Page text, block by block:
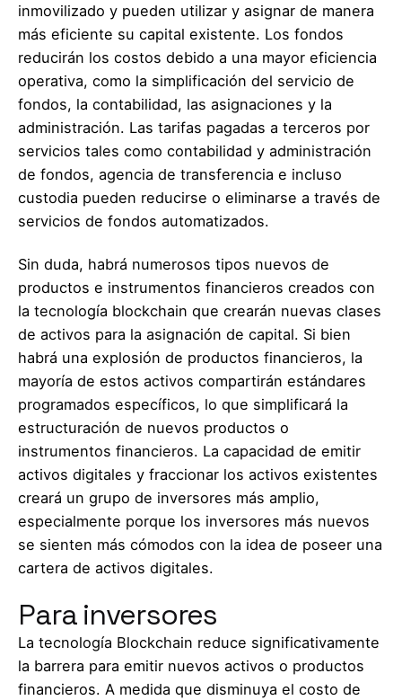
inmovilizado y pueden utilizar y asignar de manera
más eficiente su capital existente. Los fondos
reducirán los costos debido a una mayor eficiencia
operativa, como la simplificación del servicio de
fondos, la contabilidad, las asignaciones y la
administración. Las tarifas pagadas a terceros por
servicios tales como contabilidad y administración
de fondos, agencia de transferencia e incluso
custodia pueden reducirse o eliminarse a través de
servicios de fondos automatizados.
Sin duda, habrá numerosos tipos nuevos de
productos e instrumentos financieros creados con
la tecnología blockchain que crearán nuevas clases
de activos para la asignación de capital. Si bien
habrá una explosión de productos financieros, la
mayoría de estos activos compartirán estándares
programados específicos, lo que simplificará la
estructuración de nuevos productos o
instrumentos financieros. La capacidad de emitir
activos digitales y fraccionar los activos existentes
creará un grupo de inversores más amplio,
especialmente porque los inversores más nuevos
se sienten más cómodos con la idea de poseer una
cartera de activos digitales.
Para inversores
La tecnología Blockchain reduce significativamente
la barrera para emitir nuevos activos o productos
financieros. A medida que disminuya el costo de